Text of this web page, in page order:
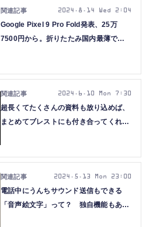
Google Pixel 9 Pro Fold発表、25万
7500円から。折りたたみ国内最薄で軽
2024.8.14 Wed 2:04
超長くてたくさんの資料も放り込めば、
まとめてブレストにも付き合ってくれる
2024.6.10 Mon 7:30
電話中にうんちサウンド送信もできる
「音声絵文字」って？ 独自機能もある
2024.5.13 Mon 23:00